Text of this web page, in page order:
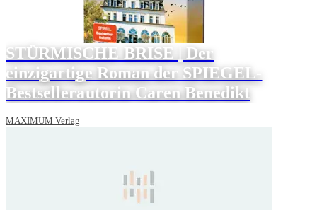
STÜRMISCHE BRISE | Der
einzigartige Roman der SPIEGEL-
Bestsellerautorin Caren Benedikt
MAXIMUM Verlag